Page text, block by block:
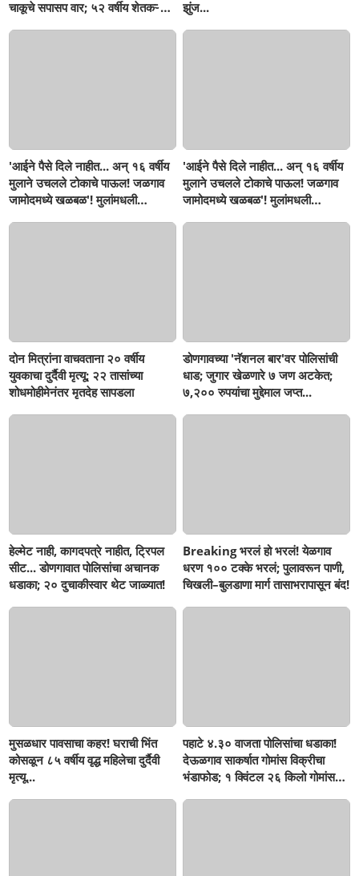
चाकूचे सपासप वार; ५२ वर्षीय शेतकऱ्याचा
झुंज...
'आईने पैसे दिले नाहीत... अन् १६ वर्षीय
मुलाने उचलले टोकाचे पाऊल! जळगाव
जामोदमध्ये खळबळ'! मुलांमधली
'आईने पैसे दिले नाहीत... अन् १६ वर्षीय
मुलाने उचलले टोकाचे पाऊल! जळगाव
जामोदमध्ये खळबळ'! मुलांमधली
दोन मित्रांना वाचवताना २० वर्षीय
युवकाचा दुर्दैवी मृत्यू; २२ तासांच्या
शोधमोहीमेनंतर मृतदेह सापडला
डोणगावच्या 'नॅशनल बार'वर पोलिसांची
धाड; जुगार खेळणारे ७ जण अटकेत;
७,२०० रुपयांचा मुद्देमाल जप्त...
हेल्मेट नाही, कागदपत्रे नाहीत, ट्रिपल
सीट... डोणगावात पोलिसांचा अचानक
धडाका; २० दुचाकीस्वार थेट जाळ्यात!
Breaking भरलं हो भरलं! येळगाव
धरण १०० टक्के भरलं; पुलावरून पाणी,
चिखली–बुलडाणा मार्ग तासाभरापासून बंद!
मुसळधार पावसाचा कहर! घराची भिंत
कोसळून ८५ वर्षीय वृद्ध महिलेचा दुर्दैवी
मृत्यू...
पहाटे ४.३० वाजता पोलिसांचा धडाका!
देऊळगाव साकर्षात गोमांस विक्रीचा
भंडाफोड; १ क्विंटल २६ किलो गोमांस